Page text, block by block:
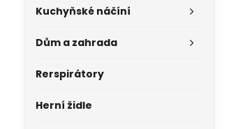
Kuchyňské náčíní
Dům a zahrada
Rerspirátory
Herní židle